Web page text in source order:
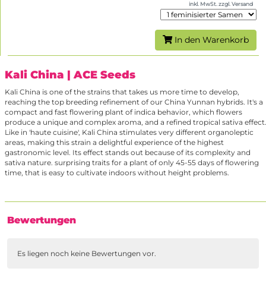
inkl. MwSt. zzgl. Versand
In den Warenkorb
Kali China | ACE Seeds
Kali China is one of the strains that takes us more time to develop,
reaching the top breeding refinement of our China Yunnan hybrids. It's a
compact and fast flowering plant of indica behavior, which flowers
produce a unique and complex aroma, and a refined tropical sativa effect.
Like in 'haute cuisine', Kali China stimulates very different organoleptic
areas, making this strain a delightful experience of the highest
gastronomic level. Its effect stands out because of its complexity and
sativa nature. surprising traits for a plant of only 45-55 days of flowering
time, that is easy to cultivate indoors without height problems.
Bewertungen
Es liegen noch keine Bewertungen vor.